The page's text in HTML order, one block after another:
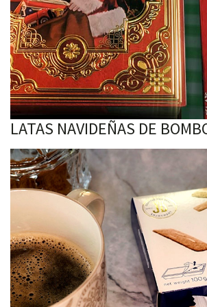
LATAS NAVIDEÑAS DE